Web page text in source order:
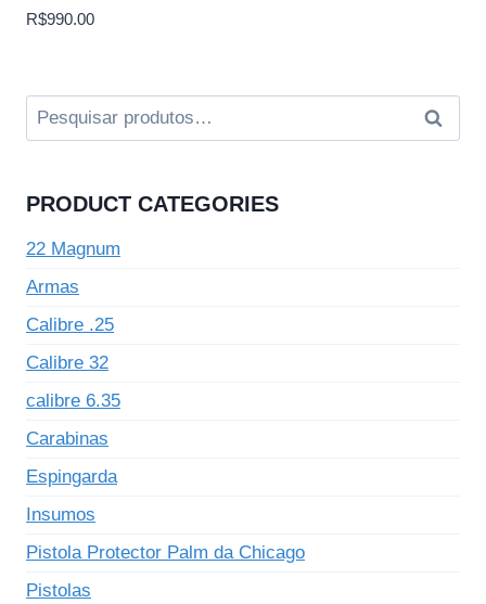
R$990.00
Pesquisar
por:
PRODUCT CATEGORIES
22 Magnum
Armas
Calibre .25
Calibre 32
calibre 6.35
Carabinas
Espingarda
Insumos
Pistola Protector Palm da Chicago
Pistolas